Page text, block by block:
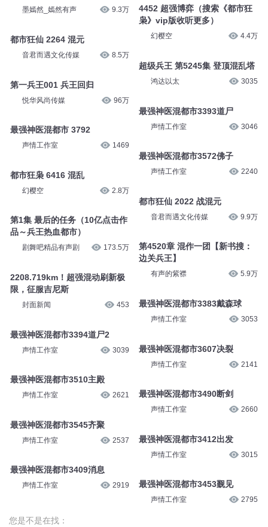
墨嫣然_嫣然有声 9.3万
都市狂仙 2264 混元
音君而遇文化传媒 8.5万
第一兵王001 兵王回归
悦华风尚传媒 96万
最强神医混都市 3792
声情工作室 1469
都市狂枭 6416 混乱
幻樱空 2.8万
第1集 最后的任务（10亿点击作
品～兵王热血都市）
剧舞吧精品有声剧 173.5万
2208.719km！超强混动刷新极
限，征服吉尼斯
封面新闻 453
最强神医混都市3394道尸2
声情工作室 3039
最强神医混都市3510主殿
声情工作室 2621
最强神医混都市3545齐聚
声情工作室 2537
最强神医混都市3409消息
声情工作室 2919
4452 超强博弈（搜索《都市狂
枭》vip版收听更多）
幻樱空 4.4万
超级兵王 第5245集 登顶混乱塔
鸿达以太 3035
最强神医混都市3393道尸
声情工作室 3046
最强神医混都市3572佛子
声情工作室 2240
都市狂仙 2022 战混元
音君而遇文化传媒 9.9万
第4520章 混作一团【新书搜：
边关兵王】
有声的紫襟 5.9万
最强神医混都市3383戴森球
声情工作室 3053
最强神医混都市3607决裂
声情工作室 2141
最强神医混都市3490断剑
声情工作室 2660
最强神医混都市3412出发
声情工作室 3015
最强神医混都市3453觐见
声情工作室 2795
您是不是在找：